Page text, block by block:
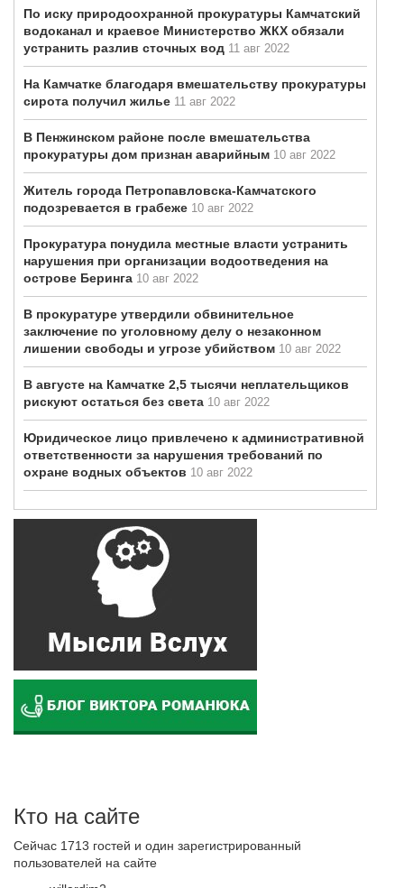
По иску природоохранной прокуратуры Камчатский
водоканал и краевое Министерство ЖКХ обязали
устранить разлив сточных вод 11 авг 2022
На Камчатке благодаря вмешательству прокуратуры
сирота получил жилье 11 авг 2022
В Пенжинском районе после вмешательства
прокуратуры дом признан аварийным 10 авг 2022
Житель города Петропавловска-Камчатского
подозревается в грабеже 10 авг 2022
Прокуратура понудила местные власти устранить
нарушения при организации водоотведения на
острове Беринга 10 авг 2022
В прокуратуре утвердили обвинительное
заключение по уголовному делу о незаконном
лишении свободы и угрозе убийством 10 авг 2022
В августе на Камчатке 2,5 тысячи неплательщиков
рискуют остаться без света 10 авг 2022
Юридическое лицо привлечено к административной
ответственности за нарушения требований по
охране водных объектов 10 авг 2022
Кто на сайте
Сейчас 1713 гостей и один зарегистрированный
пользователей на сайте